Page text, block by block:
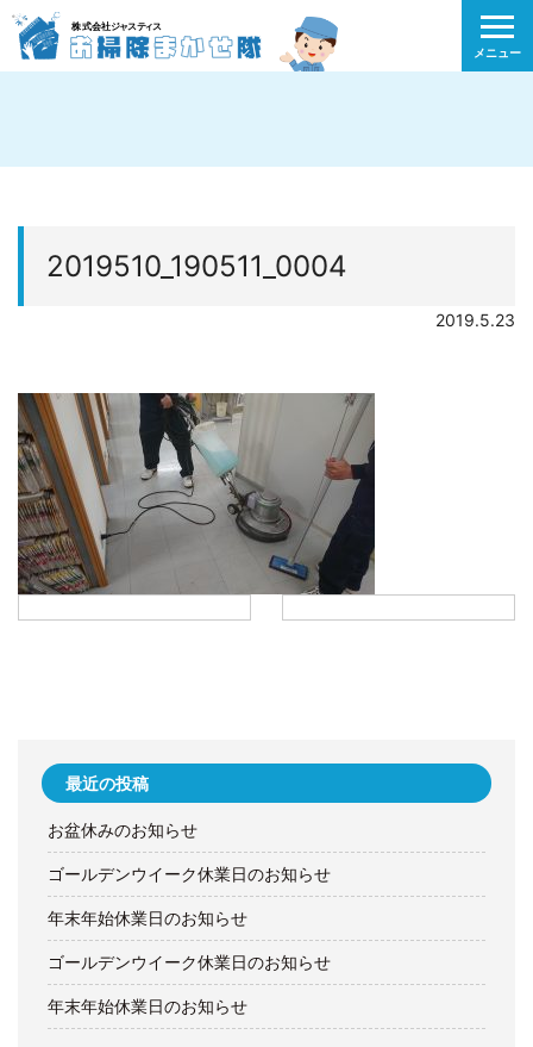
メニュー
2019510_190511_0004
2019.5.23
最近の投稿
お盆休みのお知らせ
ゴールデンウイーク休業日のお知らせ
年末年始休業日のお知らせ
ゴールデンウイーク休業日のお知らせ
年末年始休業日のお知らせ